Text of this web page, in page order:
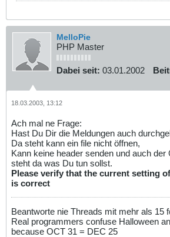
MelloPie
PHP Master
Dabei seit: 03.01.2002
18.03.2003, 13:12
Ach mal ne Frage:
Hast Du Dir die Meldungen auch
Da steht kann ein file nicht öffnen,
Kann keine header senden und auch der
steht da was Du tun sollst.
Please verify that the current setting
is correct
Beantworte nie Threads mit mehr als 15
Real programmers confuse Halloween
because OCT 31 = DEC 25